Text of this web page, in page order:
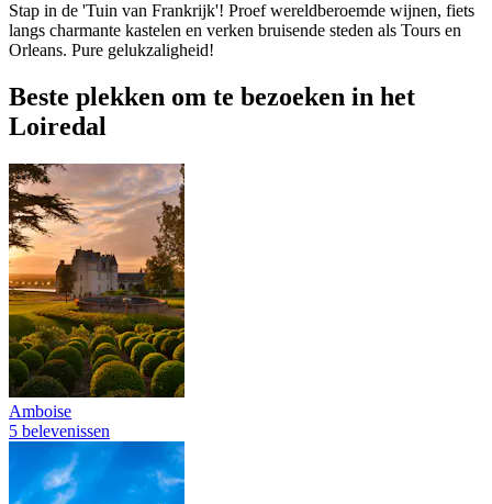
Stap in de 'Tuin van Frankrijk'! Proef wereldberoemde wijnen, fiets
langs charmante kastelen en verken bruisende steden als Tours en
Orleans. Pure gelukzaligheid!
Beste plekken om te bezoeken in het
Loiredal
Amboise
5 belevenissen